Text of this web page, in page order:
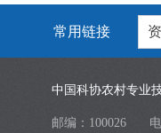
常用链接
中国科协农村专业
邮编：100026